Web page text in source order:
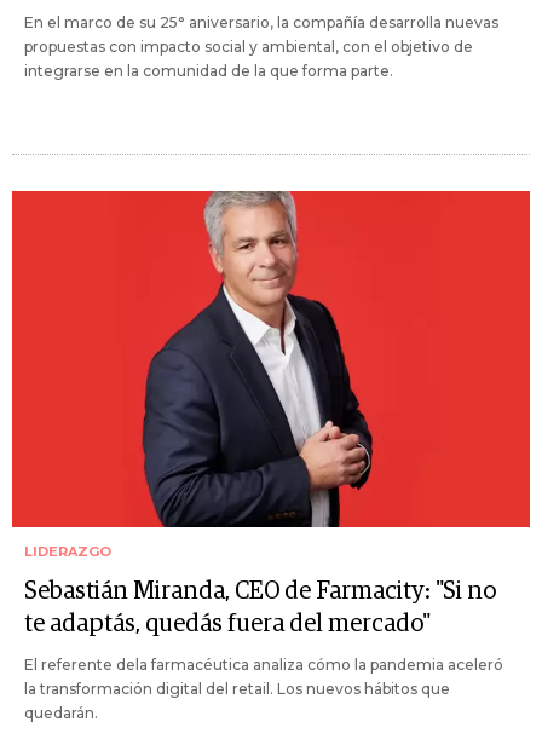
En el marco de su 25° aniversario, la compañía desarrolla nuevas
propuestas con impacto social y ambiental, con el objetivo de
integrarse en la comunidad de la que forma parte.
LIDERAZGO
Sebastián Miranda, CEO de Farmacity: "Si no
te adaptás, quedás fuera del mercado"
El referente dela farmacéutica analiza cómo la pandemia aceleró
la transformación digital del retail. Los nuevos hábitos que
quedarán.